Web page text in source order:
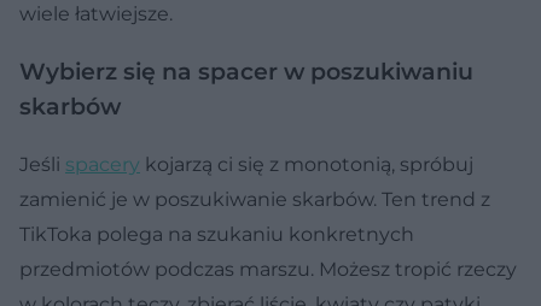
wiele łatwiejsze.
Wybierz się na spacer w poszukiwaniu
skarbów
Jeśli spacery kojarzą ci się z monotonią, spróbuj
zamienić je w poszukiwanie skarbów. Ten trend z
TikToka polega na szukaniu konkretnych
przedmiotów podczas marszu. Możesz tropić rzeczy